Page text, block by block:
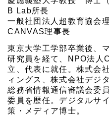
B Lab所長
一般社団法人超教育協会
CANVAS理事長
東京大学工学部卒業後、
研究員を経て、NPO法人
立、代表に就任。株式会
ィングス、株式会社デジ
総務省情報通信審議会委
委員を歴任。デジタルサ
策・メディア博士。